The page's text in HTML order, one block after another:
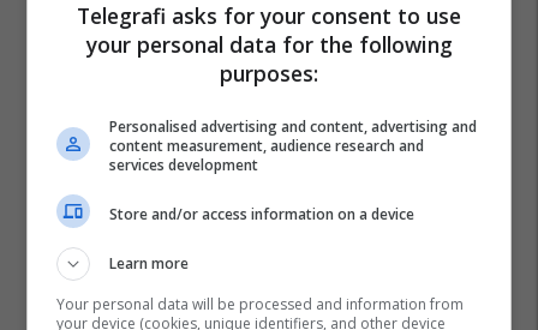
Telegrafi asks for your consent to use
your personal data for the following
purposes:
Personalised advertising and content, advertising and
content measurement, audience research and
services development
Store and/or access information on a device
Learn more
Your personal data will be processed and information from
your device (cookies, unique identifiers, and other device